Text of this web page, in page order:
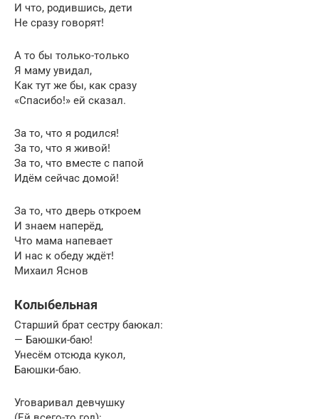
И что, родившись, дети
Не сразу говорят!
А то бы только-только
Я маму увидал,
Как тут же бы, как сразу
«Спасибо!» ей сказал.
За то, что я родился!
За то, что я живой!
За то, что вместе с папой
Идём сейчас домой!
За то, что дверь откроем
И знаем наперёд,
Что мама напевает
И нас к обеду ждёт!
Михаил Яснов
Колыбельная
Старший брат сестру баюкал:
— Баюшки-баю!
Унесём отсюда кукол,
Баюшки-баю.
Уговаривал девчушку